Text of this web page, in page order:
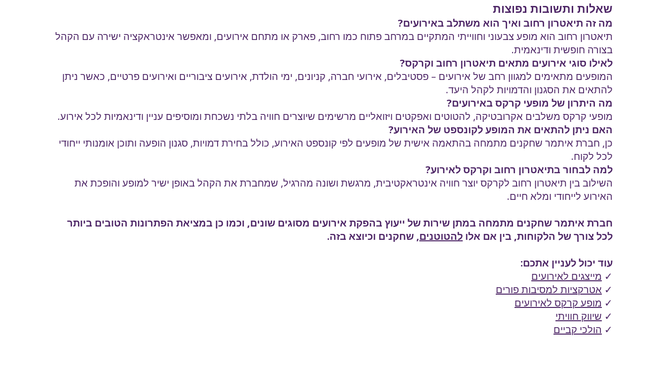
שאלות ותשובות נפוצות
מה זה תיאטרון רחוב ואיך הוא משתלב באירועים?
תיאטרון רחוב הוא מופע צבעוני וחווייתי המתקיים במרחב פתוח כמו רחוב, פארק או מתחם אירועים, ומאפשר אינטראקציה ישירה עם הקהל
בצורה חופשית ודינאמית.
לאילו סוגי אירועים מתאים תיאטרון רחוב וקרקס?
המופעים מתאימים למגוון רחב של אירועים – פסטיבלים, אירועי חברה, קניונים, ימי הולדת, אירועים ציבוריים ואירועים פרטיים, כאשר ניתן
להתאים את הסגנון והדמויות לקהל היעד.
מה היתרון של מופעי קרקס באירועים?
מופעי קרקס משלבים אקרובטיקה, להטוטים ואפקטים ויזואליים מרשימים שיוצרים חוויה בלתי נשכחת ומוסיפים עניין ודינאמיות לכל אירוע.
האם ניתן להתאים את המופע לקונספט של האירוע?
כן, חברת איתמר שחקנים מתמחה בהתאמה אישית של מופעים לפי קונספט האירוע, כולל בחירת דמויות, סגנון הופעה ותוכן אומנותי ייחודי
לכל לקוח.
למה לבחור בתיאטרון רחוב וקרקס לאירוע?
השילוב בין תיאטרון רחוב לקרקס יוצר חוויה אינטראקטיבית, מרגשת ושונה מהרגיל, שמחברת את הקהל באופן ישיר למופע והופכת את
האירוע לייחודי ומלא חיים.
חברת איתמר שחקנים מתמחה במתן שירות של ייעוץ בהפקת אירועים מסוגים שונים, וכמו כן במציאת הפתרונות הטובים ביותר
לכל צורך של הלקוחות, בין אם אלו להטוטנים, שחקנים וכיוצא בזה.
עוד יכול לעניין אתכם:
✓ מייצגים לאירועים
✓ אטרקציות למסיבות פורים
✓ מופע קרקס לאירועים
✓ שיווק חוויתי
✓ הולכי קביים